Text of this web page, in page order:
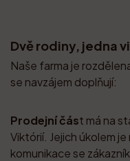
Dvě rodiny, jedna
Naše farma je
se navzájem doplňují:
Prodejní část má na
Viktórií. Jejich úkolem
komunikace se